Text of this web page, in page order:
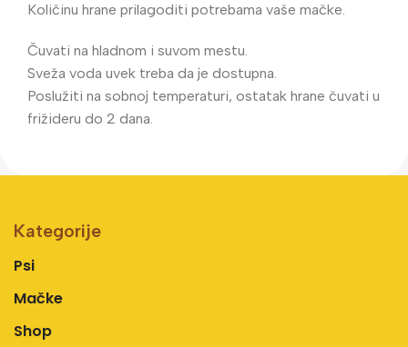
Količinu hrane prilagoditi potrebama vaše mačke.
Čuvati na hladnom i suvom mestu.
Sveža voda uvek treba da je dostupna.
Poslužiti na sobnoj temperaturi, ostatak hrane čuvati u
frižideru do 2 dana.
Kategorije
Psi
Mačke
Shop